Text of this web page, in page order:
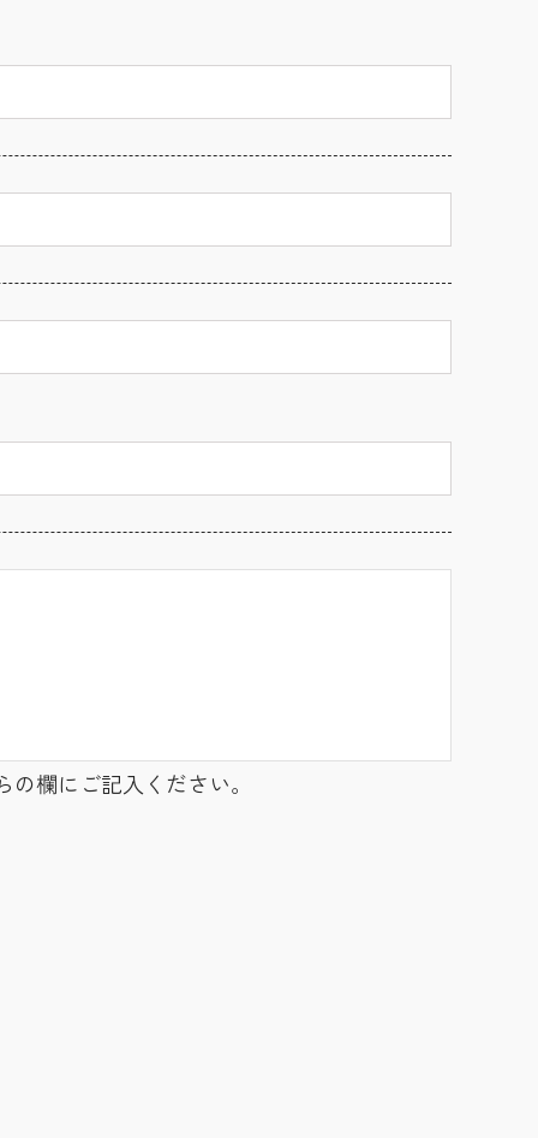
欄にご記入ください。